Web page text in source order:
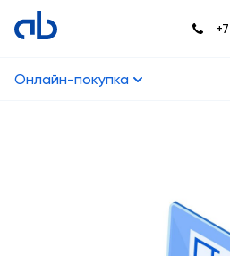
Онлайн-покупка